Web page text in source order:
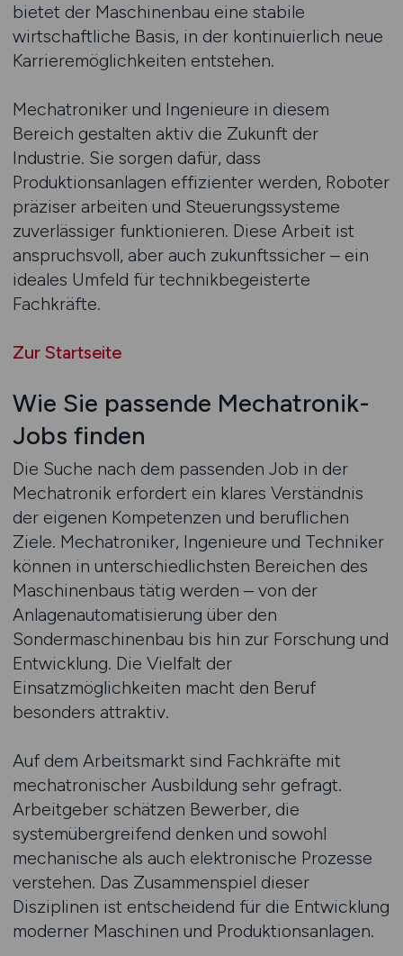
bietet der Maschinenbau eine stabile
wirtschaftliche Basis, in der kontinuierlich neue
Karrieremöglichkeiten entstehen.
Mechatroniker und Ingenieure in diesem
Bereich gestalten aktiv die Zukunft der
Industrie. Sie sorgen dafür, dass
Produktionsanlagen effizienter werden, Roboter
präziser arbeiten und Steuerungssysteme
zuverlässiger funktionieren. Diese Arbeit ist
anspruchsvoll, aber auch zukunftssicher – ein
ideales Umfeld für technikbegeisterte
Fachkräfte.
Zur Startseite
Wie Sie passende Mechatronik-
Jobs finden
Die Suche nach dem passenden Job in der
Mechatronik erfordert ein klares Verständnis
der eigenen Kompetenzen und beruflichen
Ziele. Mechatroniker, Ingenieure und Techniker
können in unterschiedlichsten Bereichen des
Maschinenbaus tätig werden – von der
Anlagenautomatisierung über den
Sondermaschinenbau bis hin zur Forschung und
Entwicklung. Die Vielfalt der
Einsatzmöglichkeiten macht den Beruf
besonders attraktiv.
Auf dem Arbeitsmarkt sind Fachkräfte mit
mechatronischer Ausbildung sehr gefragt.
Arbeitgeber schätzen Bewerber, die
systemübergreifend denken und sowohl
mechanische als auch elektronische Prozesse
verstehen. Das Zusammenspiel dieser
Disziplinen ist entscheidend für die Entwicklung
moderner Maschinen und Produktionsanlagen.